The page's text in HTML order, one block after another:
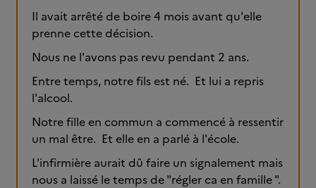
Il avait arrêté de boire 4 mois avant qu'elle
prenne cette décision.
Nous ne l'avons pas revu pendant 2 ans.
Entre temps, notre fils est né. Et lui a repris
l'alcool.
Notre fille en commun a commencé à ressentir
un mal être. Et elle en a parlé à l'école.
L'infirmière aurait dû faire un signalement mais
nous a laissé le temps de "régler ca en famille ".